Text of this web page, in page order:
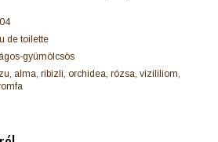
de toilette
gyümölcsös
alma, ribizli, orchidea, rózsa, vizililiom,